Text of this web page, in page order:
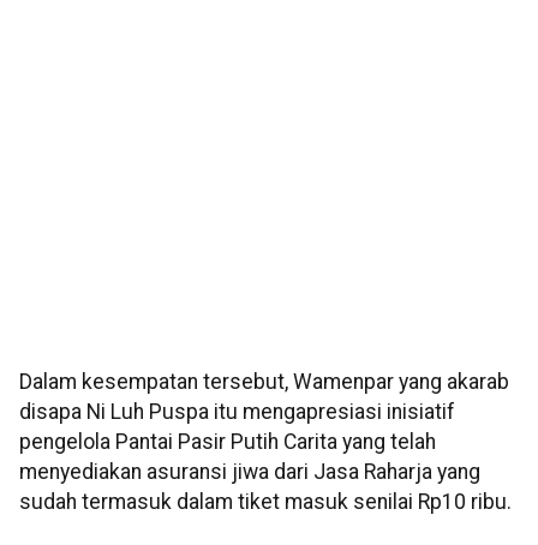
Dalam kesempatan tersebut, Wamenpar yang akarab
disapa Ni Luh Puspa itu mengapresiasi inisiatif
pengelola Pantai Pasir Putih Carita yang telah
menyediakan asuransi jiwa dari Jasa Raharja yang
sudah termasuk dalam tiket masuk senilai Rp10 ribu.